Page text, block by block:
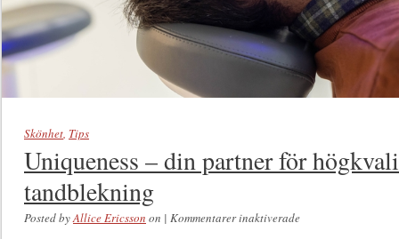
Skönhet, Tips
Uniqueness – din partner för
tandblekning
Posted byAllice Ericsson on | Kommentarer inaktiverade